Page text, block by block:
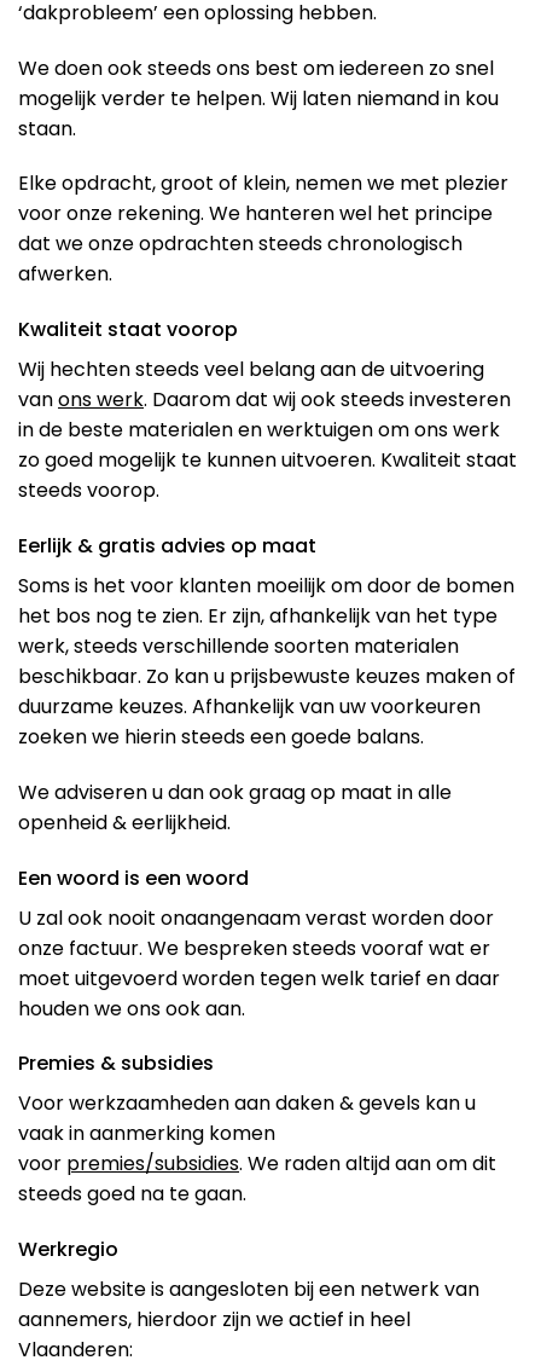
‘dakprobleem’ een oplossing hebben.
We doen ook steeds ons best om iedereen zo snel
mogelijk verder te helpen. Wij laten niemand in kou
staan.
Elke opdracht, groot of klein, nemen we met plezier
voor onze rekening. We hanteren wel het principe
dat we onze opdrachten steeds chronologisch
afwerken.
Kwaliteit staat voorop
Wij hechten steeds veel belang aan de uitvoering
vanons werk. Daarom dat wij ook steeds investeren
in de beste materialen en werktuigen om ons werk
zo goed mogelijk te kunnen uitvoeren. Kwaliteit staat
steeds voorop.
Eerlijk & gratis advies op maat
Soms is het voor klanten moeilijk om door de bomen
het bos nog te zien. Er zijn, afhankelijk van het type
werk, steeds verschillende soorten materialen
beschikbaar. Zo kan u prijsbewuste keuzes maken of
duurzame keuzes. Afhankelijk van uw voorkeuren
zoeken we hierin steeds een goede balans.
We adviseren u dan ook graag op maat in alle
openheid & eerlijkheid.
Een woord is een woord
U zal ook nooit onaangenaam verast worden door
onze factuur. We bespreken steeds vooraf wat er
moet uitgevoerd worden tegen welk tarief en daar
houden we ons ook aan.
Premies & subsidies
Voor werkzaamheden aan daken & gevels kan u
vaak in aanmerking komen
voor premies/subsidies. We raden altijd aan om dit
steeds goed na te gaan.
Werkregio
Deze website is aangesloten bij een netwerk van
aannemers, hierdoor zijn we actief in heel
Vlaanderen: